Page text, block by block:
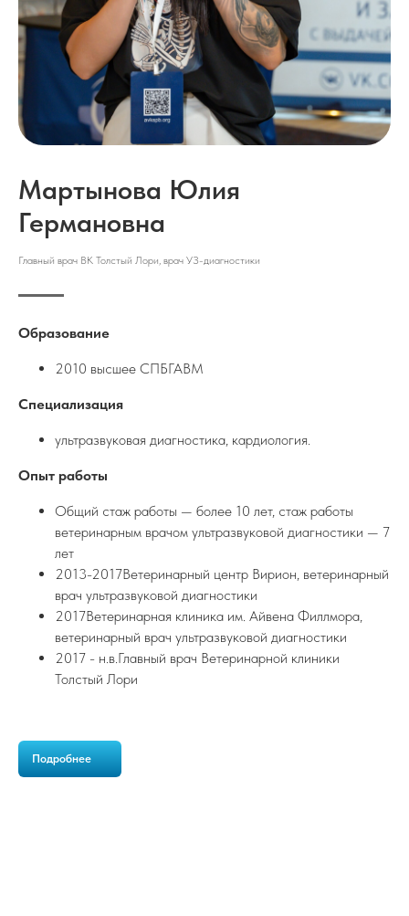
Мартынова Юлия
Германовна
Главный врач ВК Толстый Лори, врач УЗ-диагностики
Образование
2010 высшее СПБГАВМ
Специализация
ультразвуковая диагностика, кардиология.
Опыт работы
Общий стаж работы — более 10 лет, стаж работы
ветеринарным врачом ультразвуковой диагностики — 7
лет
2013-2017Ветеринарный центр Вирион, ветеринарный
врач ультразвуковой диагностики
2017Ветеринарная клиника им. Айвена Филлмора,
ветеринарный врач ультразвуковой диагностики
2017 - н.в.Главный врач Ветеринарной клиники
Толстый Лори
Подробнее